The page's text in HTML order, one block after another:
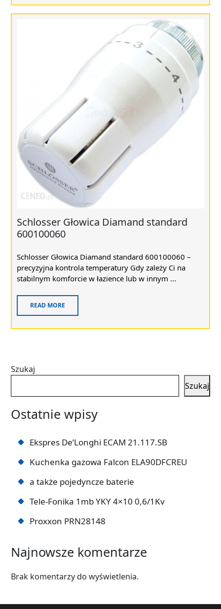
Schlosser Głowica Diamand standard
600100060
Schlosser Głowica Diamand standard 600100060 –
precyzyjna kontrola temperatury Gdy zależy Ci na
stabilnym komforcie w łazience lub w innym ...
READ MORE
Szukaj
Szukaj
Ostatnie wpisy
Ekspres De’Longhi ECAM 21.117.SB
Kuchenka gazowa Falcon ELA90DFCREU
a także pojedyncze baterie
Tele-Fonika 1mb YKY 4×10 0,6/1Kv
Proxxon PRN28148
Najnowsze komentarze
Brak komentarzy do wyświetlenia.